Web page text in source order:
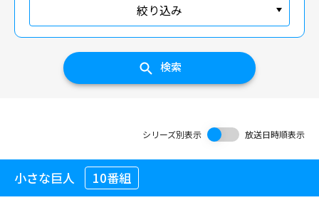
絞り込み
検索
シリーズ別表示 放送日時順表示
小さな巨人 10番組